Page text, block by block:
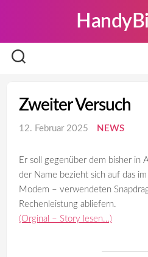
Zweiter Versuch
12. Februar 2025 NEWS
Er soll gegenüber dem bisher in
der Name bezieht sich auf das
Modem – verwendeten
Rechenleistung abliefern.
(Orginal – Story lesen…)